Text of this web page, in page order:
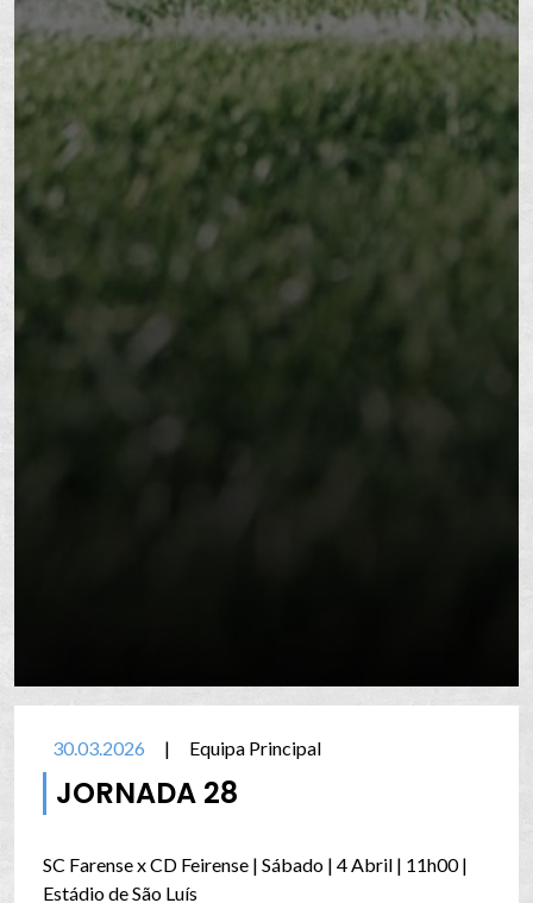
30.03.2026 | Equipa Principal
JORNADA 28
SC Farense x CD Feirense | Sábado | 4 Abril | 11h00 |
Estádio de São Luís